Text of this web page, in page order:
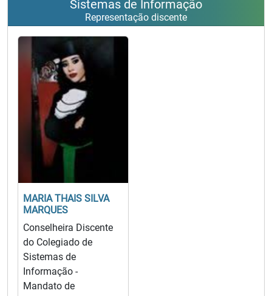
Sistemas de Informação
Representação discente
MARIA THAIS SILVA
MARQUES
Conselheira Discente
do Colegiado de
Sistemas de
Informação -
Mandato de